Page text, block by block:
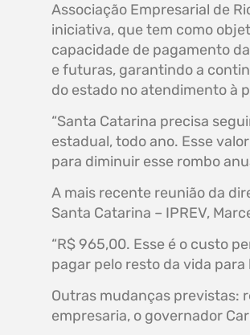
Associação Empresarial de
iniciativa, que tem como
capacidade de pagamento
e futuras, garantindo a
do estado no atendimento à
“Santa Catarina precisa
estadual, todo ano. Esse
para diminuir esse rombo
A mais recente reunião da
Santa Catarina – IPREV,
“R$ 965,00. Esse é o custo
pagar pelo resto da vida
Outras mudanças previstas:
empresaria, o governador